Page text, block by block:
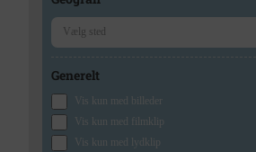
Generelt
Vis kun med billeder
Vis kun med filmklip
Vis kun med lydklip